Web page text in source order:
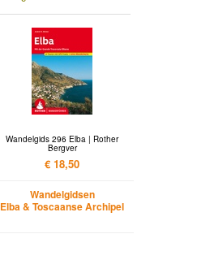
Wandelgids 296 Elba | Rother
Bergver
€ 18,50
Wandelgidsen
Elba & Toscaanse Archipel